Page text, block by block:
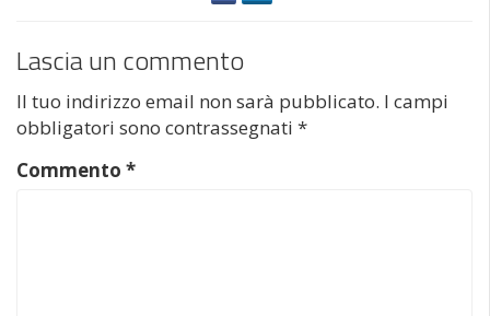
Lascia un commento
Il tuo indirizzo email non sarà pubblicato. I campi
obbligatori sono contrassegnati *
Commento *